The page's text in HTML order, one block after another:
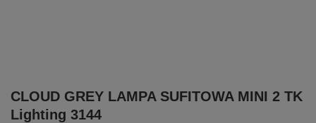
CLOUD GREY LAMPA SUFITOWA MINI 2 TK
Lighting 3144